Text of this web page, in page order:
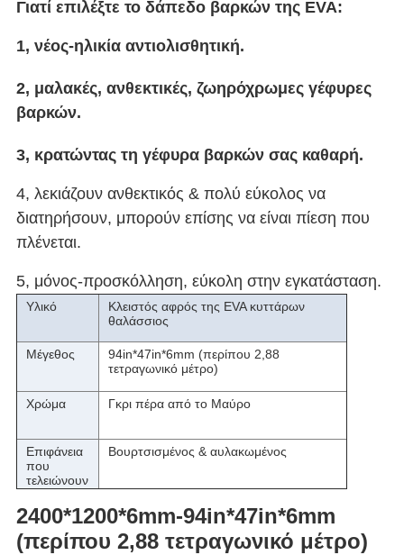
Γιατί επιλέξτε το δάπεδο βαρκών της EVA:
1, νέος-ηλικία αντιολισθητική.
2, μαλακές, ανθεκτικές, ζωηρόχρωμες γέφυρες
βαρκών.
3, κρατώντας τη γέφυρα βαρκών σας καθαρή.
4, λεκιάζουν ανθεκτικός & πολύ εύκολος να
διατηρήσουν, μπορούν επίσης να είναι πίεση που
πλένεται.
5, μόνος-προσκόλληση, εύκολη στην εγκατάσταση.
Υλικό
Κλειστός αφρός της EVA κυττάρων
θαλάσσιος
Μέγεθος
94in*47in*6mm (περίπου 2,88
τετραγωνικό μέτρο)
Χρώμα Γκρι πέρα από το Μαύρο
Επιφάνεια
που
τελειώνουν
Βουρτσισμένος & αυλακωμένος
2400*1200*6mm-94in*47in*6mm
(περίπου 2,88 τετραγωνικό μέτρο)